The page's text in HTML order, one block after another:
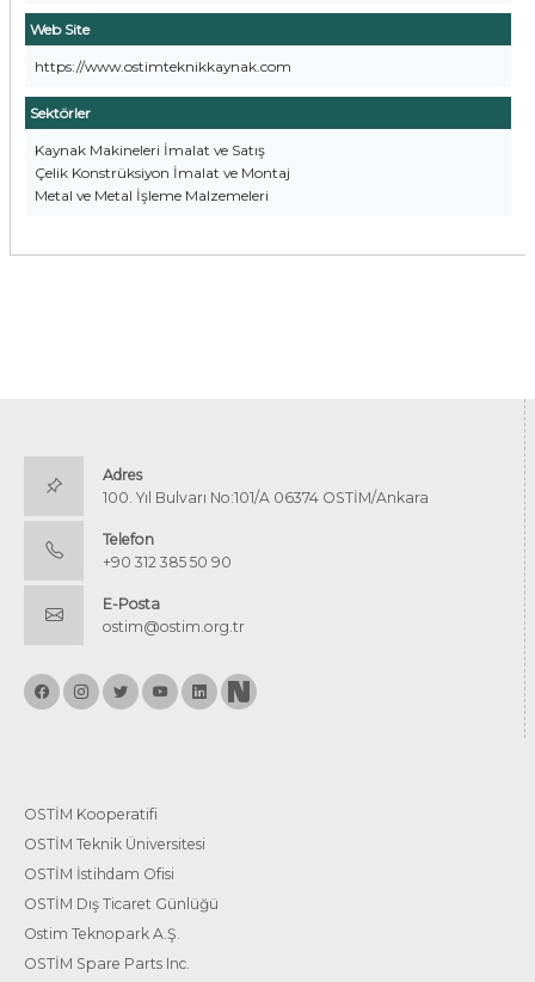
Web Site
https://www.ostimteknikkaynak.com
Sektörler
Kaynak Makineleri İmalat ve Satış
Çelik Konstrüksiyon İmalat ve Montaj
Metal ve Metal İşleme Malzemeleri
Adres
100. Yıl Bulvarı No:101/A 06374 OSTİM/Ankara
Telefon
+90 312 385 50 90
E-Posta
ostim@ostim.org.tr
OSTİM Kooperatifi
OSTİM Teknik Üniversitesi
OSTİM İstihdam Ofisi
OSTİM Dış Ticaret Günlüğü
Ostim Teknopark A.Ş.
OSTİM Spare Parts Inc.